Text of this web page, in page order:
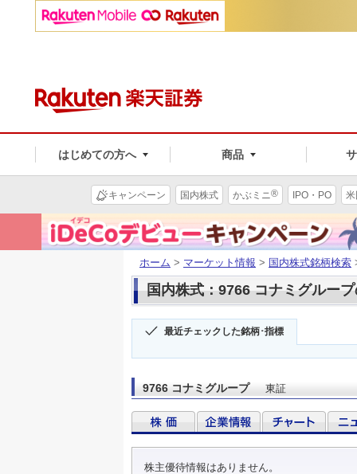
はじめての方へ 商品
キャンペーン 国内株式 かぶミニ® IPO・PO
ホーム > マーケット情報 > 国内株式銘柄検索
国内株式：9766 コナミグルー
最近チェックした銘柄･指標
9766 コナミグループ 東証
株主優待情報はありません。